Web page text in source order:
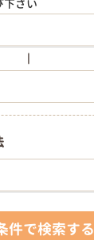
さい
件で検索する